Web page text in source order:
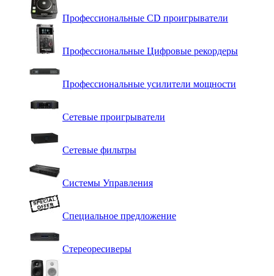
Профессиональные СD проигрыватели
Профессиональные Цифровые рекордеры
Профессиональные усилители мощности
Сетевые проигрыватели
Сетевые фильтры
Системы Управления
Специальное предложение
Стереоресиверы